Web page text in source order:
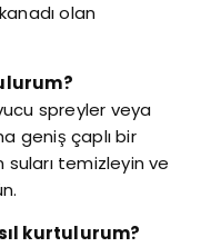
olan
spreyler veya
geniş çaplı bir
suları temizleyin ve
kurtulurum?